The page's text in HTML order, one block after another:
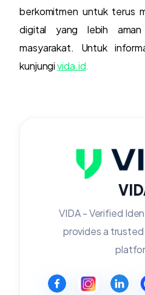
berkomitmen untuk terus
digital yang lebih
masyarakat. Untuk
kunjungivida.id.
VIDA - Verified
provides a